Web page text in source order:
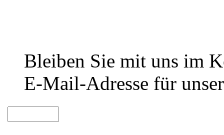
Bleiben Sie mit uns im
E-Mail-Adresse für